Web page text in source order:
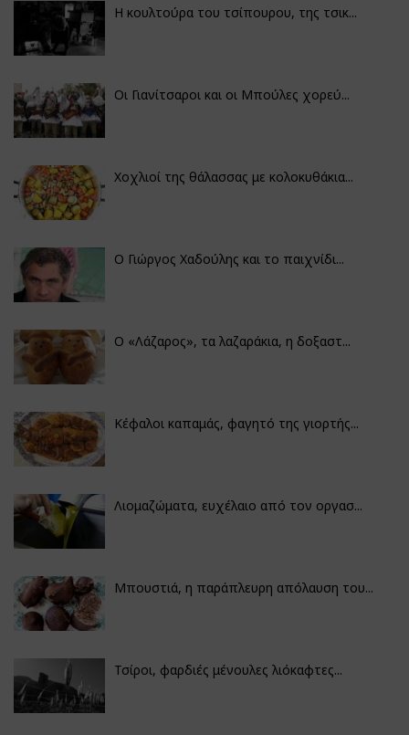
Η κουλτούρα του τσίπουρου, της τσικ...
Οι Γιανίτσαροι και οι Μπούλες χορεύ...
Χοχλιοί της θάλασσας με κολοκυθάκια...
Ο Γιώργος Χαδούλης και το παιχνίδι...
Ο «Λάζαρος», τα λαζαράκια, η δοξαστ...
Κέφαλοι καπαμάς, φαγητό της γιορτής...
Λιομαζώματα, ευχέλαιο από τον οργασ...
Μπουστιά, η παράπλευρη απόλαυση του...
Τσίροι, φαρδιές μένουλες λιόκαφτες...